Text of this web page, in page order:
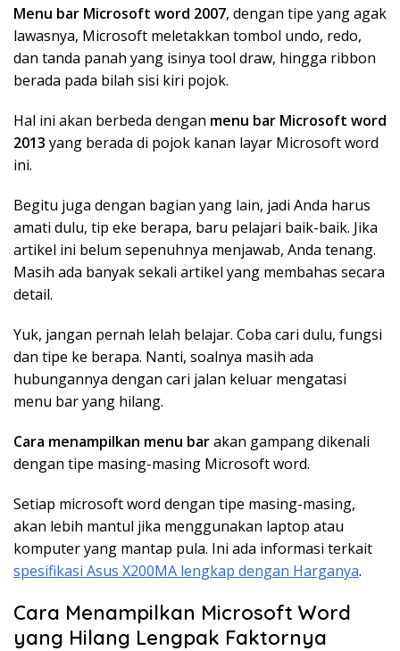
Menu bar Microsoft word 2007, dengan tipe yang agak
lawasnya, Microsoft meletakkan tombol undo, redo,
dan tanda panah yang isinya tool draw, hingga ribbon
berada pada bilah sisi kiri pojok.
Hal ini akan berbeda dengan menu bar Microsoft word
2013 yang berada di pojok kanan layar Microsoft word
ini.
Begitu juga dengan bagian yang lain, jadi Anda harus
amati dulu, tip eke berapa, baru pelajari baik-baik. Jika
artikel ini belum sepenuhnya menjawab, Anda tenang.
Masih ada banyak sekali artikel yang membahas secara
detail.
Yuk, jangan pernah lelah belajar. Coba cari dulu, fungsi
dan tipe ke berapa. Nanti, soalnya masih ada
hubungannya dengan cari jalan keluar mengatasi
menu bar yang hilang.
Cara menampilkan menu barakan gampang dikenali
dengan tipe masing-masing Microsoft word.
Setiap microsoft word dengan tipe masing-masing,
akan lebih mantul jika menggunakan laptop atau
komputer yang mantap pula. Ini ada informasi terkait
spesifikasi Asus X200MA lengkap dengan Harganya.
Cara Menampilkan Microsoft Word
yang Hilang Lengpak Faktornya